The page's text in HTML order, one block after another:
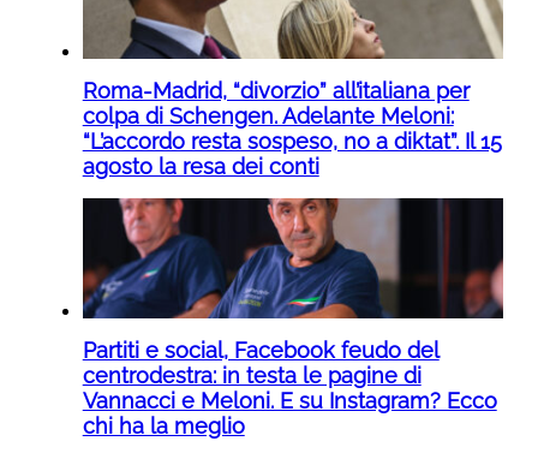
Roma-Madrid, “divorzio” all’italiana per
colpa di Schengen. Adelante Meloni:
“L’accordo resta sospeso, no a diktat”. Il 15
agosto la resa dei conti
Partiti e social, Facebook feudo del
centrodestra: in testa le pagine di
Vannacci e Meloni. E su Instagram? Ecco
chi ha la meglio